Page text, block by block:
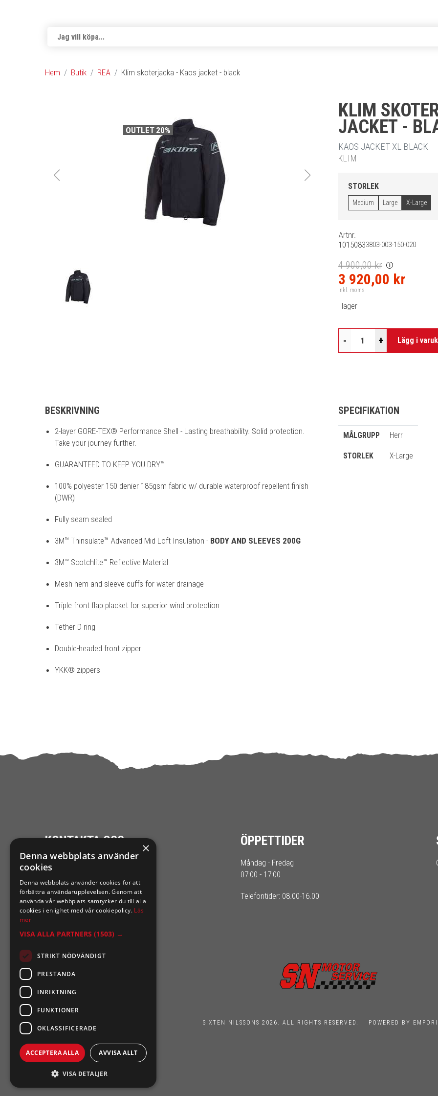
Hem Butik REA Klim skoterjacka - Kaos jacket - black
OUTLET 20%
KLIM
JACKET -
KAOS JACKET XL BLACK
KLIM
STORLEK
Medium Large X-Large
Artnr.
10150833803-003-150-020
4 900,00 kr i
3 920,00 kr
Inkl. moms
I lager
- + Lägg i
BESKRIVNING
2-layer GORE-TEX® Performance Shell - Lasting breathability. Solid protection.
Take your journey further.
GUARANTEED TO KEEP YOU DRY™
100% polyester 150 denier 185gsm fabric w/ durable waterproof repellent finish
(DWR)
Fully seam sealed
3M™ Thinsulate™ Advanced Mid Loft Insulation - BODY AND SLEEVES 200G
3M™ Scotchlite™ Reflective Material
Mesh hem and sleeve cuffs for water drainage
Triple front flap placket for superior wind protection
Tether D-ring
Double-headed front zipper
YKK® zippers
SPECIFIKATION
MÅLGRUPP Herr
STORLEK X-Large
KONTAKTA OSS
Ångra mitt köp
0921-102 09
support@sixtennilssons.com
ÖPPETTIDER
Måndag - Fredag
07:00 - 17:00
Telefontider: 08.00-16.00
SIXTEN NILSSONS 2026. ALL RIGHTS RESERVED. POWERED BY
×
Denna webbplats använder
cookies
Denna webbplats använder cookies för att
förbättra användarupplevelsen. Genom att
använda vår webbplats samtycker du till alla
cookies i enlighet med vår cookiepolicy. Läs
mer
VISA ALLA PARTNERS (1503) →
STRIKT NÖDVÄNDIGT
PRESTANDA
INRIKTNING
FUNKTIONER
OKLASSIFICERADE
ACCEPTERA ALLA AVVISA ALLT
VISA DETALJER